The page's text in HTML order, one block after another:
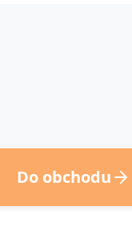
Do obchodu